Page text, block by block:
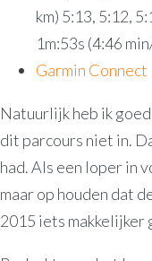
km) 5:13, 5:12,
1m:53s (4:46
Garmin Connect
Natuurlijk heb ik
dit parcours niet in.
had. Als een loper in
maar op houden dat
2015 iets makkelijker